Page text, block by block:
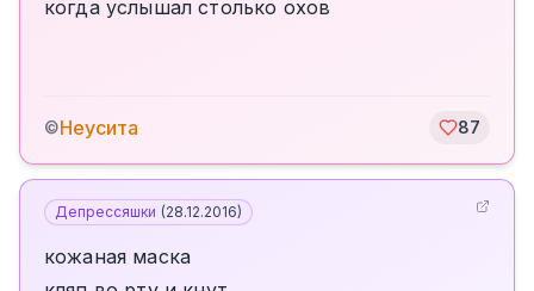
когда услышал столько охов
©Неусита 87
Депрессяшки (28.12.2016)
кожаная маска